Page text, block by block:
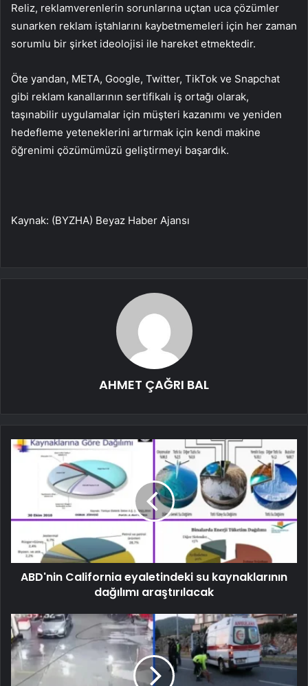
Reliz, reklamverenlerin sorunlarına uçtan uca çözümler
sunarken reklam iştahlarını kaybetmemeleri için her zaman
sorumlu bir şirket ideolojisi ile hareket etmektedir.
Öte yandan, META, Google, Twitter, TikTok ve Snapchat
gibi reklam kanallarının sertifikalı iş ortağı olarak,
taşınabilir uygulamalar için müşteri kazanımı ve yeniden
hedefleme yeteneklerini artırmak için kendi makine
öğrenimi çözümümüzü geliştirmeyi başardık.
Kaynak: (BYZHA) Beyaz Haber Ajansı
AHMET ÇAĞRI BAL
ABD'nin California eyaletindeki su kaynaklarının
dağılımı araştırılacak